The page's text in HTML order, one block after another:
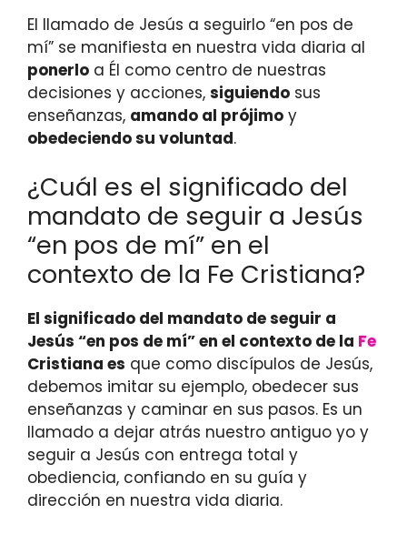
El llamado de Jesús a seguirlo “en pos de
mí” se manifiesta en nuestra vida diaria al
ponerlo a Él como centro de nuestras
decisiones y acciones, siguiendo sus
enseñanzas, amando al prójimo y
obedeciendo su voluntad.
¿Cuál es el significado del
mandato de seguir a Jesús
“en pos de mí” en el
contexto de la Fe Cristiana?
El significado del mandato de seguir a
Jesús “en pos de mí” en el contexto de la Fe
Cristiana es que como discípulos de Jesús,
debemos imitar su ejemplo, obedecer sus
enseñanzas y caminar en sus pasos. Es un
llamado a dejar atrás nuestro antiguo yo y
seguir a Jesús con entrega total y
obediencia, confiando en su guía y
dirección en nuestra vida diaria.